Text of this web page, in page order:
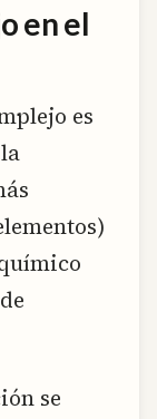
en el
es
se